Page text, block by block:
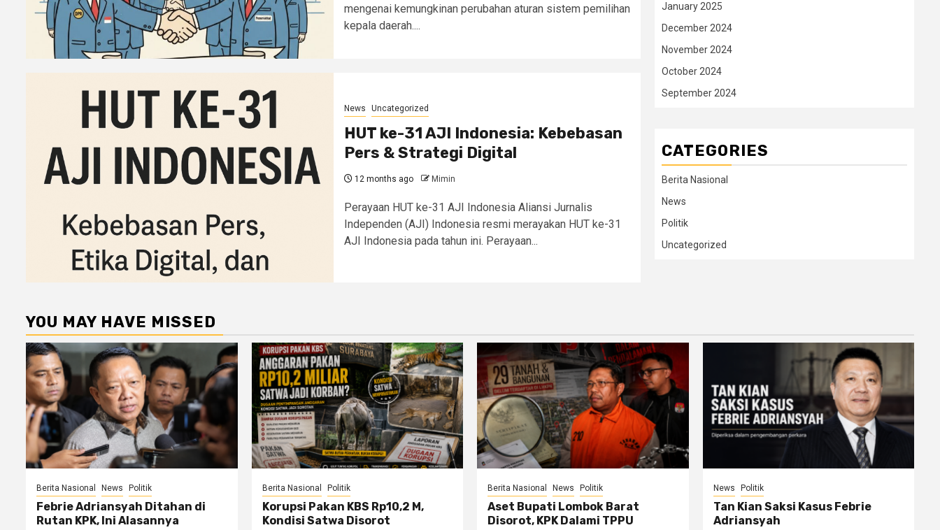
mengenai kemungkinan perubahan aturan sistem pemilihan
kepala daerah....
News Uncategorized
HUT ke-31 AJI Indonesia: Kebebasan
Pers & Strategi Digital
12 months ago Mimin
Perayaan HUT ke-31 AJI Indonesia Aliansi Jurnalis
Independen (AJI) Indonesia resmi merayakan HUT ke-31
AJI Indonesia pada tahun ini. Perayaan...
January 2025
December 2024
November 2024
October 2024
September 2024
CATEGORIES
Berita Nasional
News
Politik
Uncategorized
YOU MAY HAVE MISSED
Berita Nasional News Politik
Febrie Adriansyah Ditahan di
Rutan KPK, Ini Alasannya
Berita Nasional Politik
Korupsi Pakan KBS Rp10,2 M,
Kondisi Satwa Disorot
Berita Nasional News Politik
Aset Bupati Lombok Barat
Disorot, KPK Dalami TPPU
News Politik
Tan Kian Saksi Kasus Febrie
Adriansyah